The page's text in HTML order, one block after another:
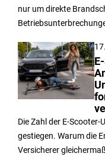
nur um direkte
Die Zahl der E-
gestiegen. Warum die
Versicherer